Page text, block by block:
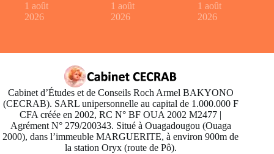
1 août
2026
1 août
2026
1 août
2026
Cabinet d’Études et de Conseils Roch Armel BAKYONO
(CECRAB). SARL unipersonnelle au capital de 1.000.000 F
CFA créée en 2002, RC N° BF OUA 2002 M2477 |
Agrément N° 279/200343. Situé à Ouagadougou (Ouaga
2000), dans l’immeuble MARGUERITE, à environ 900m de
la station Oryx (route de Pô).